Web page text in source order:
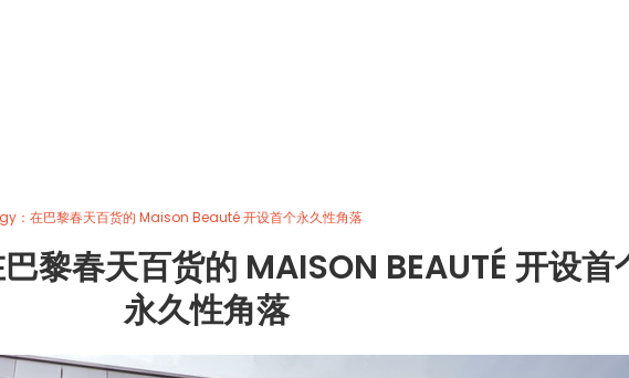
：在巴黎春天百货的 Maison Beauté 开设首个永久性角落
黎春天百货的 MAISON BEAUTÉ 开设首
永久性角落